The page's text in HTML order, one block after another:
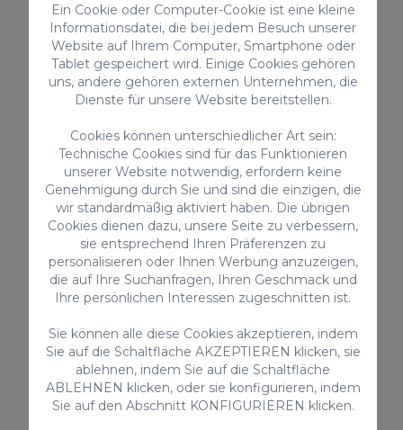
5. Der Turm der Kathedrale
Er ist der höchste Punkt der Basilika und
hat einen neugotischen Stil mit einer Höhe
von 45 Metern.
Dies sind einige der herausragendsten
Merkmale der majestätischen Architektur
der Kathedrale von Santa Ana.
Gründe, warum du
die Kathedrale von
Las Palmas
besuchen solltest
Ein Cookie oder Computer-Cookie ist eine kleine
Informationsdatei, die bei jedem Besuch unserer
Website auf Ihrem Computer, Smartphone oder
Tablet gespeichert wird. Einige Cookies gehören
uns, andere gehören externen Unternehmen, die
Dienste für unsere Website bereitstellen.
Cookies können unterschiedlicher Art sein:
Technische Cookies sind für das Funktionieren
unserer Website notwendig, erfordern keine
Genehmigung durch Sie und sind die einzigen, die
wir standardmäßig aktiviert haben. Die übrigen
Cookies dienen dazu, unsere Seite zu verbessern,
sie entsprechend Ihren Präferenzen zu
personalisieren oder Ihnen Werbung anzuzeigen,
die auf Ihre Suchanfragen, Ihren Geschmack und
Ihre persönlichen Interessen zugeschnitten ist.
Sie können alle diese Cookies akzeptieren, indem
Sie auf die Schaltfläche AKZEPTIEREN klicken, sie
ablehnen, indem Sie auf die Schaltfläche
ABLEHNEN klicken, oder sie konfigurieren, indem
Sie auf den Abschnitt KONFIGURIEREN klicken.